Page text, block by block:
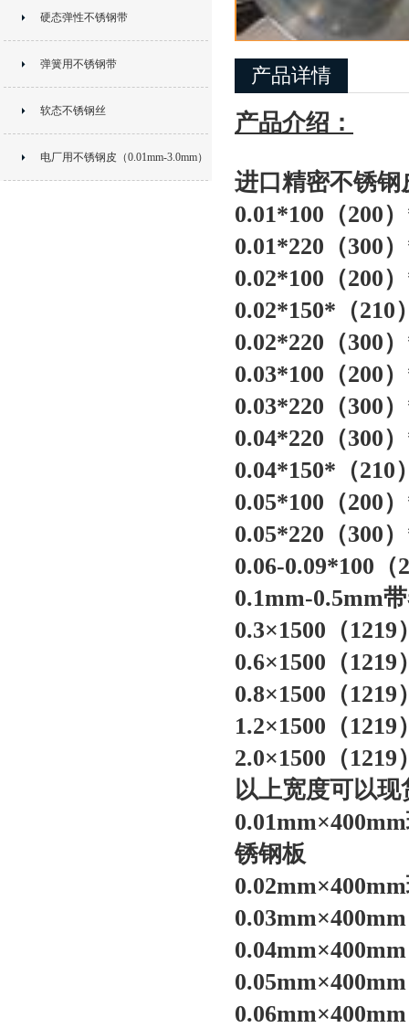
硬态弹性不锈钢带
弹簧用不锈钢带
软态不锈钢丝
电厂用不锈钢皮（0.01mm-3.0mm）
产品详情
产品介绍：
进口精密不锈钢
0.01*100（200
0.01*220（300
0.02*100（200
0.02*150*（210
0.02*220（300
0.03*100（200
0.03*220（300
0.04*220（300
0.04*150*（210
0.05*100（200
0.05*220（300
0.06-0.09*100
0.1mm-0.5mm
0.3×1500（
0.6×1500（
0.8×1500（
1.2×1500（
2.0×1500（
以上宽度可以
锈钢板